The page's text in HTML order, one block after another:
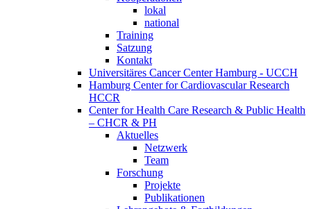
lokal
national
Training
Satzung
Kontakt
Universitäres Cancer Center Hamburg - UCCH
Hamburg Center for Cardiovascular Research
HCCR
Center for Health Care Research & Public Health
– CHCR & PH
Aktuelles
Netzwerk
Team
Forschung
Projekte
Publikationen